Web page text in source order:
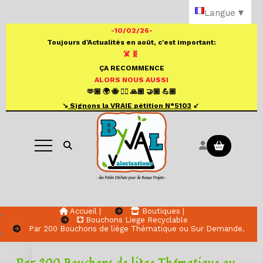
-10/02/26-
Toujours d'Actualités en août, c'est important:
☠️ 🧬
ÇA RECOMMENCE
ALORS NOUS AUSSI
🫶🏼 🌍 🐝 ✍🏼 🙏🏼 🤝🏼 💪🏼
↘️ Signons la VRAIE pétition N°5103 ↙️
Ouvrir la recherche
Accueil |
Boutiques |
Bouchons Liege Recyclable
Par 200 Bouchons de liège Thématique ou Sur Demande.
Langue ▼